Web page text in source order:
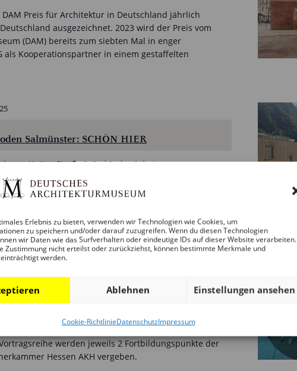
Erlebnis zu bieten, verwenden wir Technologien wie Cookies, um
zu speichern und/oder darauf zuzugreifen. Wenn du diesen Technologien
wir Daten wie das Surfverhalten oder eindeutige IDs auf dieser Website verarbeiten.
Zustimmung nicht erteilst oder zurückziehst, können bestimmte Merkmale und
werden.
Ablehnen Einstellungen ansehen
Cookie-RichtlinieDatenschutzImpressum
Preis für Architektur in Deutschland jährlich
ausgezeichnet. 2023 wird der Preis vom
(DAM) bereits zum siebten Mal in enger
als Kooperationspartner in einem gestaffelten
Salmünster: SCHÖN HIER
von-Hutten-Straße 5, Bad Soden-Salmünster
zum Thema gemeinschaftliches Wohnen in
verschiedene Wohninitiativen vor.
Stadträume in Copenhagen
werden jeweils 2 Fortbildungspunkte der
Hessen AKH vergeben.